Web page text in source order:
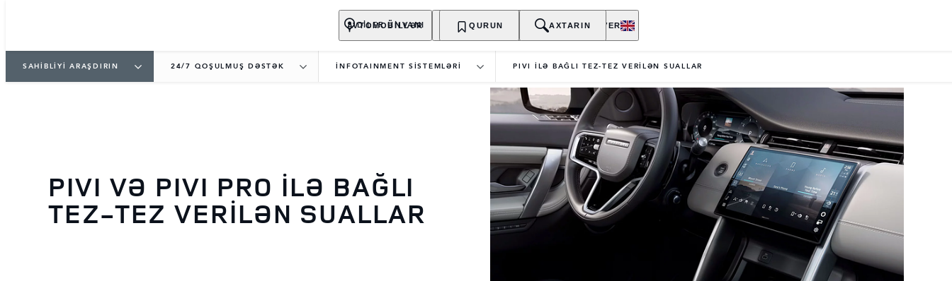
AVTOMOBİLLƏR SAHİBLƏR KƏŞF EDİN ALIŞ-VERİŞ
DİLER ÜNVANI QURUN AXTARIN
SAHİBLİYİ ARAŞDIRIN 24/7 QOŞULMUŞ DƏSTƏK İNFOTAINMENT SİSTEMLƏRİ PIVI İLƏ BAĞLI TEZ-TEZ VERİLƏN SUALLAR
PIVI VƏ PIVI PRO İLƏ BAĞLI
TEZ-TEZ VERİLƏN SUALLAR